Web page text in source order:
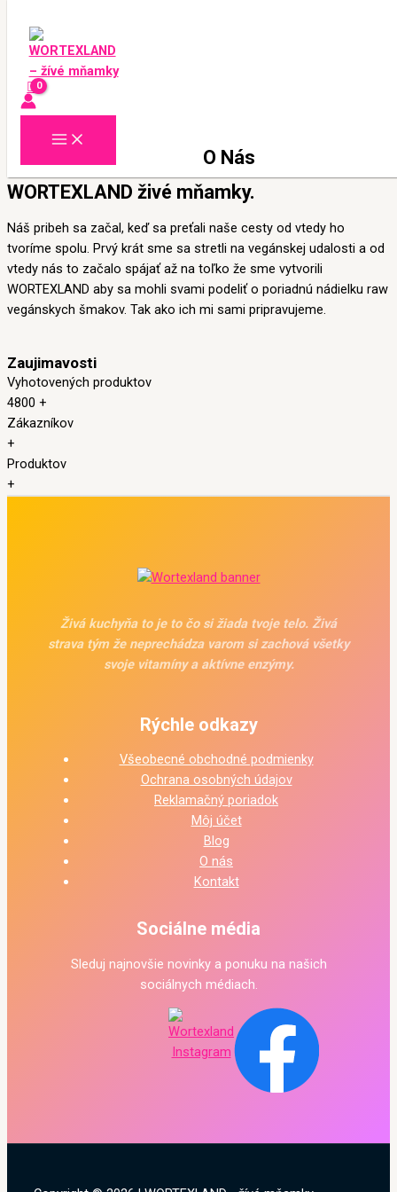
O Nás
WORTEXLAND živé mňamky.
Náš pribeh sa začal, keď sa preťali naše cesty od vtedy ho
tvoríme spolu. Prvý krát sme sa stretli na vegánskej udalosti a od
vtedy nás to začalo spájať až na toľko že sme vytvorili
WORTEXLAND aby sa mohli svami podeliť o poriadnú nádielku raw
vegánskych šmakov. Tak ako ich mi sami pripravujeme.
Zaujimavosti
Vyhotovených produktov
4800 +
Zákazníkov
+
Produktov
+
Živá kuchyňa to je to čo si žiada tvoje telo. Živá
strava tým že neprechádza varom si zachová všetky
svoje vitamíny a aktívne enzýmy.
Rýchle odkazy
Všeobecné obchodné podmienky
Ochrana osobných údajov
Reklamačný poriadok
Môj účet
Blog
O nás
Kontakt
Sociálne média
Sleduj najnovšie novinky a ponuku na našich
sociálnych médiach.